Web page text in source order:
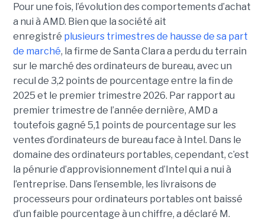
Pour une fois, l’évolution des comportements d’achat
a nui à AMD. Bien que la société ait
enregistré plusieurs trimestres de hausse de sa part
de marché, la firme de Santa Clara a perdu du terrain
sur le marché des ordinateurs de bureau, avec un
recul de 3,2 points de pourcentage entre la fin de
2025 et le premier trimestre 2026. Par rapport au
premier trimestre de l’année dernière, AMD a
toutefois gagné 5,1 points de pourcentage sur les
ventes d’ordinateurs de bureau face à Intel. Dans le
domaine des ordinateurs portables, cependant, c’est
la pénurie d’approvisionnement d’Intel qui a nui à
l’entreprise. Dans l’ensemble, les livraisons de
processeurs pour ordinateurs portables ont baissé
d’un faible pourcentage à un chiffre, a déclaré M.